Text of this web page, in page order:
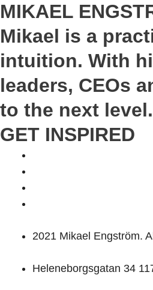
MIKAEL
Mikael is a
intuition. With
leaders, CEOs
to the next level.
GET INSPIRED
2021 Mikael Engström.
Heleneborgsgatan 34